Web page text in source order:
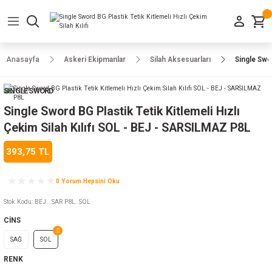
Geri Dön
Geri Dön
Geri Dön
Geri Dön
Geri Dön
Geri Dön
Geri Dön
Anasayfa Askeri Ekipmanlar Silah Aksesuarları Single
SINGLE SWORD
Single Sword BG Plastik Tetik Kitlemeli Hızlı
Çekim Silah Kılıfı SOL - BEJ - SARSILMAZ P8L
393,75 TL
0 Yorum Hepsini Oku
Stok Kodu: .BEJ...SAR P8L..SOL
CİNS
SAĞ SOL
RENK